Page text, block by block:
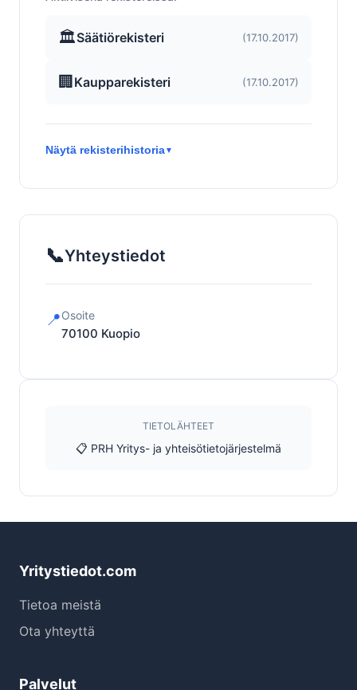
🏛️Säätiörekisteri (17.10.2017)
🏢 Kaupparekisteri (17.10.2017)
Näytä rekisterihistoria▼
📞Yhteystiedot
📍Osoite
70100 Kuopio
TIETOLÄHTEET
📋 PRH Yritys- ja yhteisötietojärjestelmä
Yritystiedot.com
Tietoa meistä
Ota yhteyttä
Palvelut